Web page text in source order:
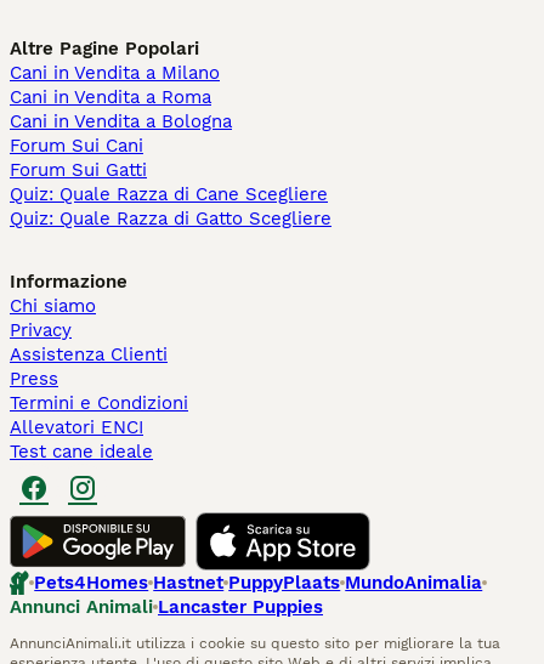
Altre Pagine Popolari
Cani in Vendita a Milano
Cani in Vendita a Roma
Cani in Vendita a Bologna
Forum Sui Cani
Forum Sui Gatti
Quiz: Quale Razza di Cane Scegliere
Quiz: Quale Razza di Gatto Scegliere
Informazione
Chi siamo
Privacy
Assistenza Clienti
Press
Termini e Condizioni
Allevatori ENCI
Test cane ideale
Pets4Homes Hastnet PuppyPlaats MundoAnimalia
Annunci Animali Lancaster Puppies
AnnunciAnimali.it utilizza i cookie su questo sito per migliorare la tua